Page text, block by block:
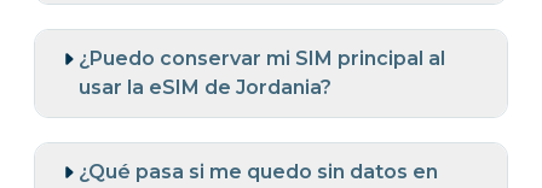
¿Puedo conservar mi SIM principal al
usar la eSIM de Jordania?
¿Qué pasa si me quedo sin datos en